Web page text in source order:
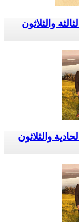
مسلسل ثلاث اخوات الحلقة 33 الثالثة والثلاثون
مسلسل ثلاث اخوات الحلقة 31 الحادية والثلاثون